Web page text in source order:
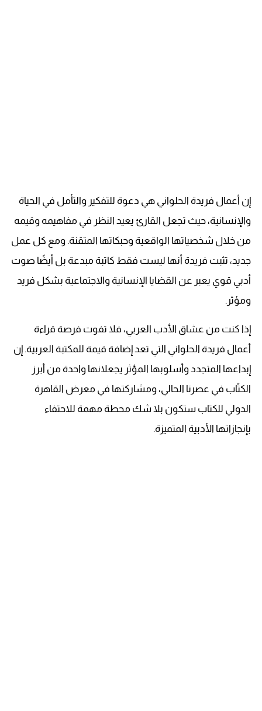
إن أعمال فريدة الحلواني هي دعوة للتفكير والتأمل في الحياة
والإنسانية، حيث تجعل القارئ يعيد النظر في مفاهيمه وقيمه
من خلال شخصياتها الواقعية وحبكاتها المتقنة. ومع كل عمل
جديد، تثبت فريدة أنها ليست فقط كاتبة مبدعة بل أيضًا صوت
أدبي قوي يعبر عن القضايا الإنسانية والاجتماعية بشكل فريد
ومؤثر.
إذا كنت من عشاق الأدب العربي، فلا تفوت فرصة قراءة
أعمال فريدة الحلواني التي تعد إضافة قيمة للمكتبة العربية. إن
إبداعها المتجدد وأسلوبها المؤثر يجعلانها واحدة من أبرز
الكتّاب في عصرنا الحالي، ومشاركتها في معرض القاهرة
الدولي للكتاب ستكون بلا شك محطة مهمة للاحتفاء
بإنجازاتها الأدبية المتميزة.